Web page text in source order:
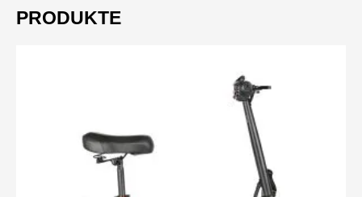
PRODUKTE